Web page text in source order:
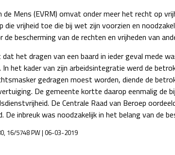
Mens (EVRM) omvat onder meer het recht op
vrijheid toe die bij wet zijn voorzien en
bescherming van de rechten en vrijheden van
het dragen van een baard in ieder geval mede
het kader van zijn arbeidsintegratie werd de
gedragen moest worden, diende de
De gemeente kortte daarop eenmalig de
De Centrale Raad van Beroep
inbreuk was noodzakelijk in het belang van de
16/5748 PW | 06-03-2019